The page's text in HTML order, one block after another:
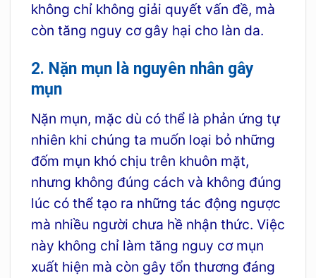
không chỉ không giải quyết vấn đề, mà
còn tăng nguy cơ gây hại cho làn da.
2. Nặn mụn là nguyên nhân gây
mụn
Nặn mụn, mặc dù có thể là phản ứng tự
nhiên khi chúng ta muốn loại bỏ những
đốm mụn khó chịu trên khuôn mặt,
nhưng không đúng cách và không đúng
lúc có thể tạo ra những tác động ngược
mà nhiều người chưa hề nhận thức. Việc
này không chỉ làm tăng nguy cơ mụn
xuất hiện mà còn gây tổn thương đáng